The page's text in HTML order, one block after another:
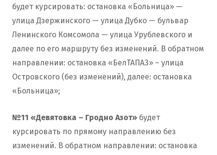
будет курсировать: остановка «Больница» —
улица Дзержинского — улица Дубко — бульвар
Ленинского Комсомола — улица Урублевского и
далее по его маршруту без изменений. В обратном
направлении: остановка «БелТАПАЗ» – улица
Островского (без изменений), далее: остановка
«Больница»;
№11 «Девятовка – Гродно Азот» будет
курсировать по прямому направлению без
изменений. В обратном направлении: остановка